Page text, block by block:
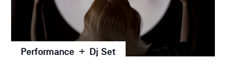
Performance + Dj Set